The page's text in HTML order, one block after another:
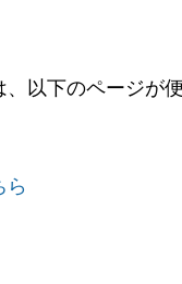
以下のページが便
ら